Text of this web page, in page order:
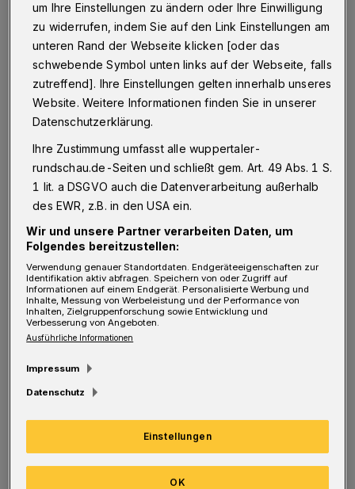
H intergrund sind das Treibgut und die
Verschmutzungen. Wegen des
Umweltalarms auf der Wupper-Talsperre gilt
für den unterhalb liegenden Stausee
Beyenburg momentan die Empfehlung, diesen
nicht für den Bootssport zu nutzen. Die
Bever-, Brucher- und Lingese-Talperre
wurden Ende Juli nach eingehenden Tests
durch das Gesundheitsamt und den
Wupperverband wieder freigegeben.
Nach dem Hochwasser befänden sich „in der
Unteren Wupper noch große Ansammlungen
von Treibgut, großen Baumstämmen,
Gegenständen. Daher müssen hier noch eine
Zeit lang Räumungsarbeiten stattfinden, bei
denen schwere Geräte, zum Beispiel große
Bagger, Kettendumper, Kräne etc. in der
um Ihre Einstellungen zu ändern oder Ihre Einwilligung
zu widerrufen, indem Sie auf den Link Einstellungen am
unteren Rand der Webseite klicken [oder das
schwebende Symbol unten links auf der Webseite, falls
zutreffend]. Ihre Einstellungen gelten innerhalb unseres
Website. Weitere Informationen finden Sie in unserer
Datenschutzerklärung.
Ihre Zustimmung umfasst alle wuppertaler-
rundschau.de-Seiten und schließt gem. Art. 49 Abs. 1 S.
1 lit. a DSGVO auch die Datenverarbeitung außerhalb
des EWR, z.B. in den USA ein.
Wir und unsere Partner verarbeiten Daten, um
Folgendes bereitzustellen:
Verwendung genauer Standortdaten. Endgeräteeigenschaften zur
Identifikation aktiv abfragen. Speichern von oder Zugriff auf
Informationen auf einem Endgerät. Personalisierte Werbung und
Inhalte, Messung von Werbeleistung und der Performance von
Inhalten, Zielgruppenforschung sowie Entwicklung und
Verbesserung von Angeboten.
Ausführliche Informationen
Impressum
Datenschutz
Einstellungen
OK